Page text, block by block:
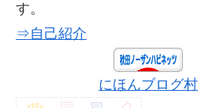
す。
⇒自己紹介
にほんブログ村